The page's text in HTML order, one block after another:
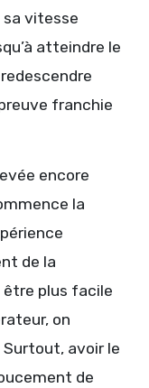
sa vitesse
atteindre le
franchie
encore
la
de la
être plus facile
on
avoir le
de